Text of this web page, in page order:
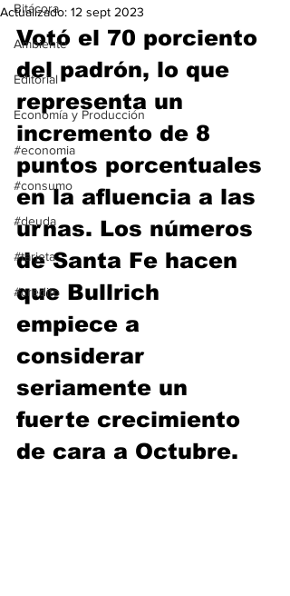
Bitácora
Ambiente
Editorial
Economía y Producción
#economia
#consumo
#deuda
#tarjeta
#credito
Actualizado: 12 sept 2023
Votó el 70 porciento
del padrón, lo que
representa un
incremento de 8
puntos porcentuales
en la afluencia a las
urnas. Los números
de Santa Fe hacen
que Bullrich
empiece a
considerar
seriamente un
fuerte crecimiento
de cara a Octubre.